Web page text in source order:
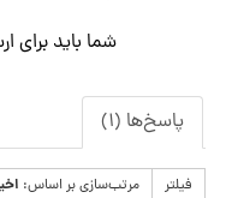
شما باید برای
پاسخ‌ها (۱)
فیلتر مرتب‌سازی بر اساس: